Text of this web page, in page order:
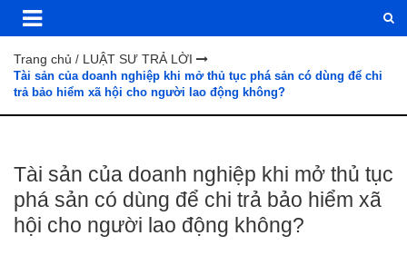
Trang chủ / LUẬT SƯ TRẢ LỜI
Tài sản của doanh nghiệp khi mở thủ tục phá sản có dùng để chi
trả bảo hiểm xã hội cho người lao động không?
Tài sản của doanh nghiệp khi mở thủ tục
phá sản có dùng để chi trả bảo hiểm xã
hội cho người lao động không?